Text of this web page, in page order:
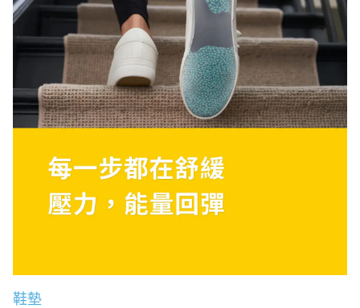
鞋墊